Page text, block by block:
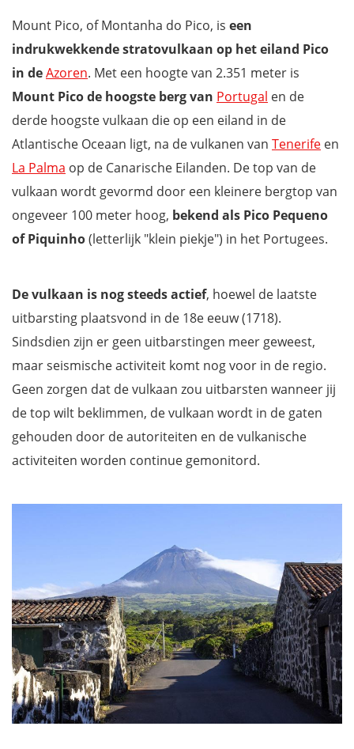
Info & tips voor het beklimmen van Mount Pico
Waar overnachten op het eiland Pico?
Ontdek nog meer van het eiland Pico
Filmpje: Sfeerbeelden van de Mount Pico beklimming
Mis niets op de Azoren met onze gratis reisgids!
Mount Pico, of Montanha do Pico, is een
indrukwekkende stratovulkaan op het eiland Pico
in deAzoren. Met een hoogte van 2.351 meter is
Mount Pico de hoogste berg van Portugal en de
derde hoogste vulkaan die op een eiland in de
Atlantische Oceaan ligt, na de vulkanen van Tenerife en
La Palma op de Canarische Eilanden. De top van de
vulkaan wordt gevormd door een kleinere bergtop van
ongeveer 100 meter hoog, bekend als Pico Pequeno
of Piquinho(letterlijk "klein piekje") in het Portugees.
De vulkaan is nog steeds actief, hoewel de laatste
uitbarsting plaatsvond in de 18e eeuw (1718).
Sindsdien zijn er geen uitbarstingen meer geweest,
maar seismische activiteit komt nog voor in de regio.
Geen zorgen dat de vulkaan zou uitbarsten wanneer jij
de top wilt beklimmen, de vulkaan wordt in de gaten
gehouden door de autoriteiten en de vulkanische
activiteiten worden continue gemonitord.